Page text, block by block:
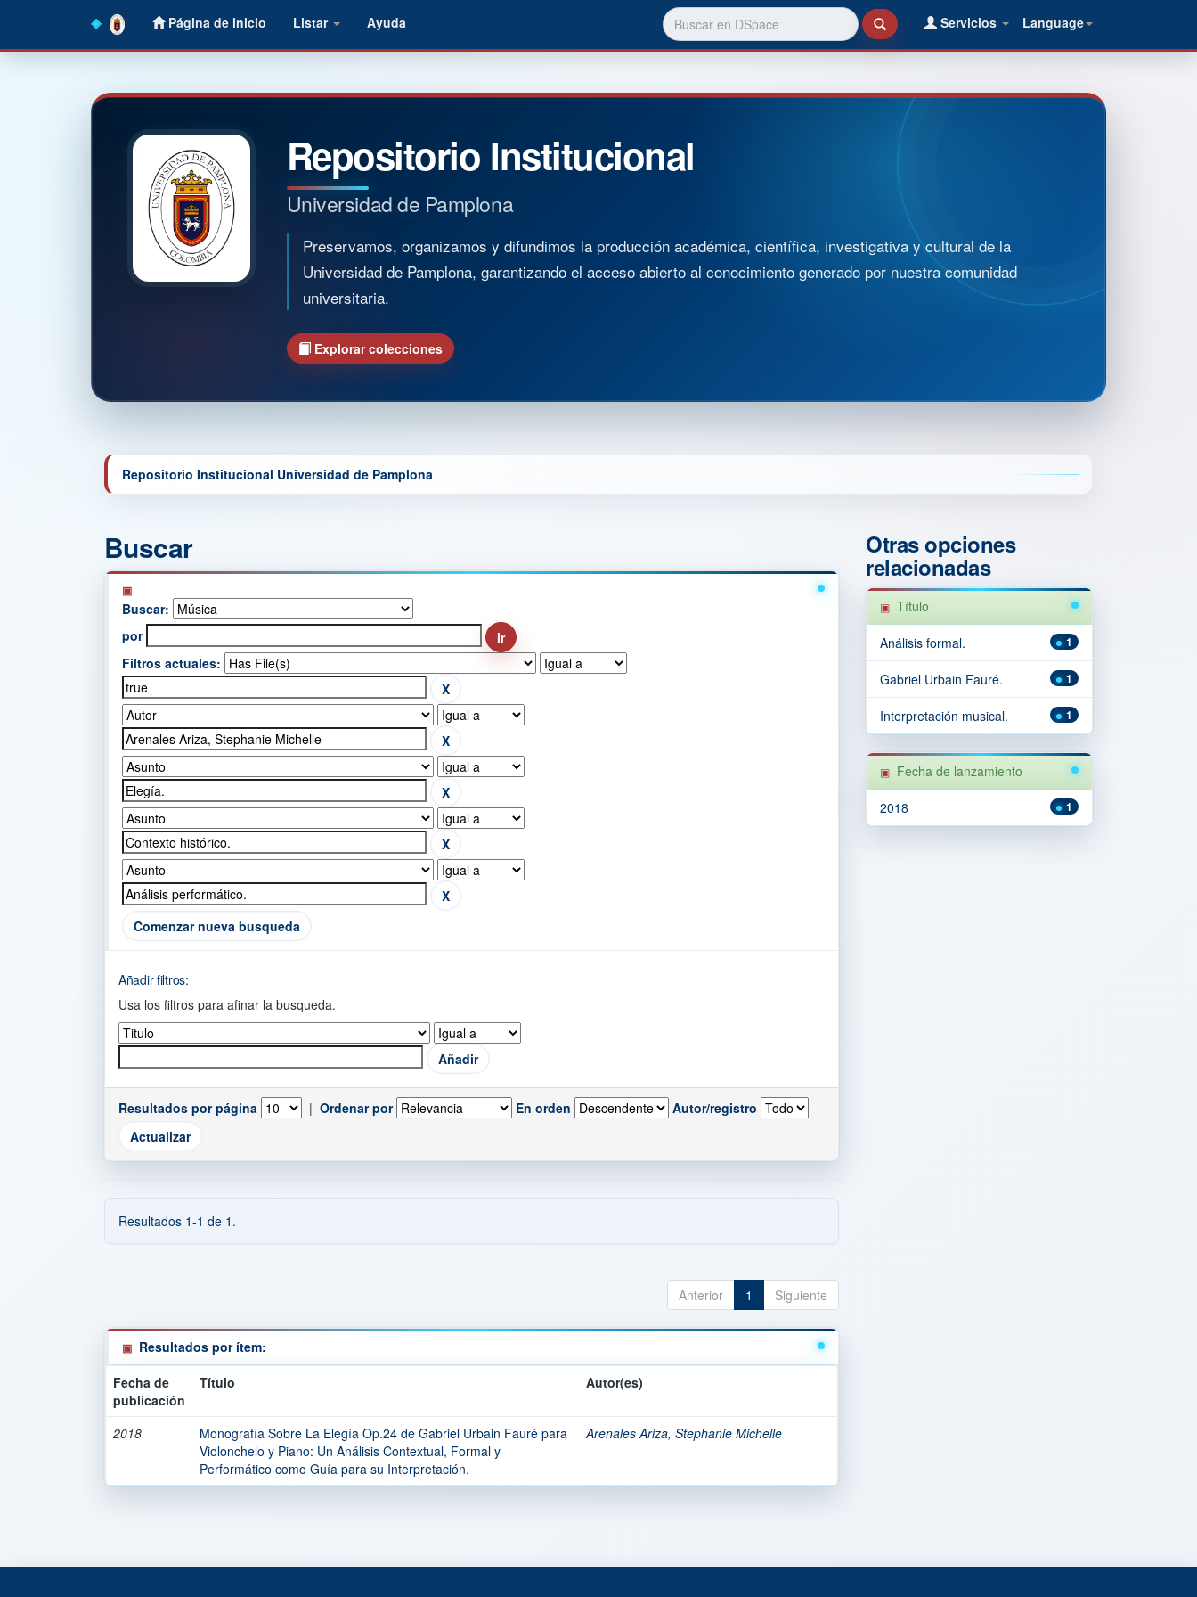
Página de inicio Listar Ayuda Language
Servicios
Repositorio Institucional
Universidad de Pamplona
Preservamos, organizamos y difundimos la producción académica, científica, investigativa y cultural de la
Universidad de Pamplona, garantizando el acceso abierto al conocimiento generado por nuestra comunidad
universitaria.
Explorar colecciones
Repositorio Institucional Universidad de Pamplona
Buscar
Buscar:
por
Filtros actuales:
Comenzar nueva busqueda
Añadir filtros:
Usa los filtros para afinar la busqueda.
Resultados por página | Ordenar por En orden Autor/registro
Resultados 1-1 de 1.
Anterior 1 Siguiente
Resultados por ítem:
Fecha de
publicación
Título Autor(es)
2018
Monografía Sobre La Elegía Op.24 de Gabriel Urbain Fauré para
Violonchelo y Piano: Un Análisis Contextual, Formal y
Performático como Guía para su Interpretación.
Arenales Ariza, Stephanie Michelle
Otras opciones
relacionadas
Título
1
Análisis formal.
1
Gabriel Urbain Fauré.
1
Interpretación musical.
Fecha de lanzamiento
1
2018